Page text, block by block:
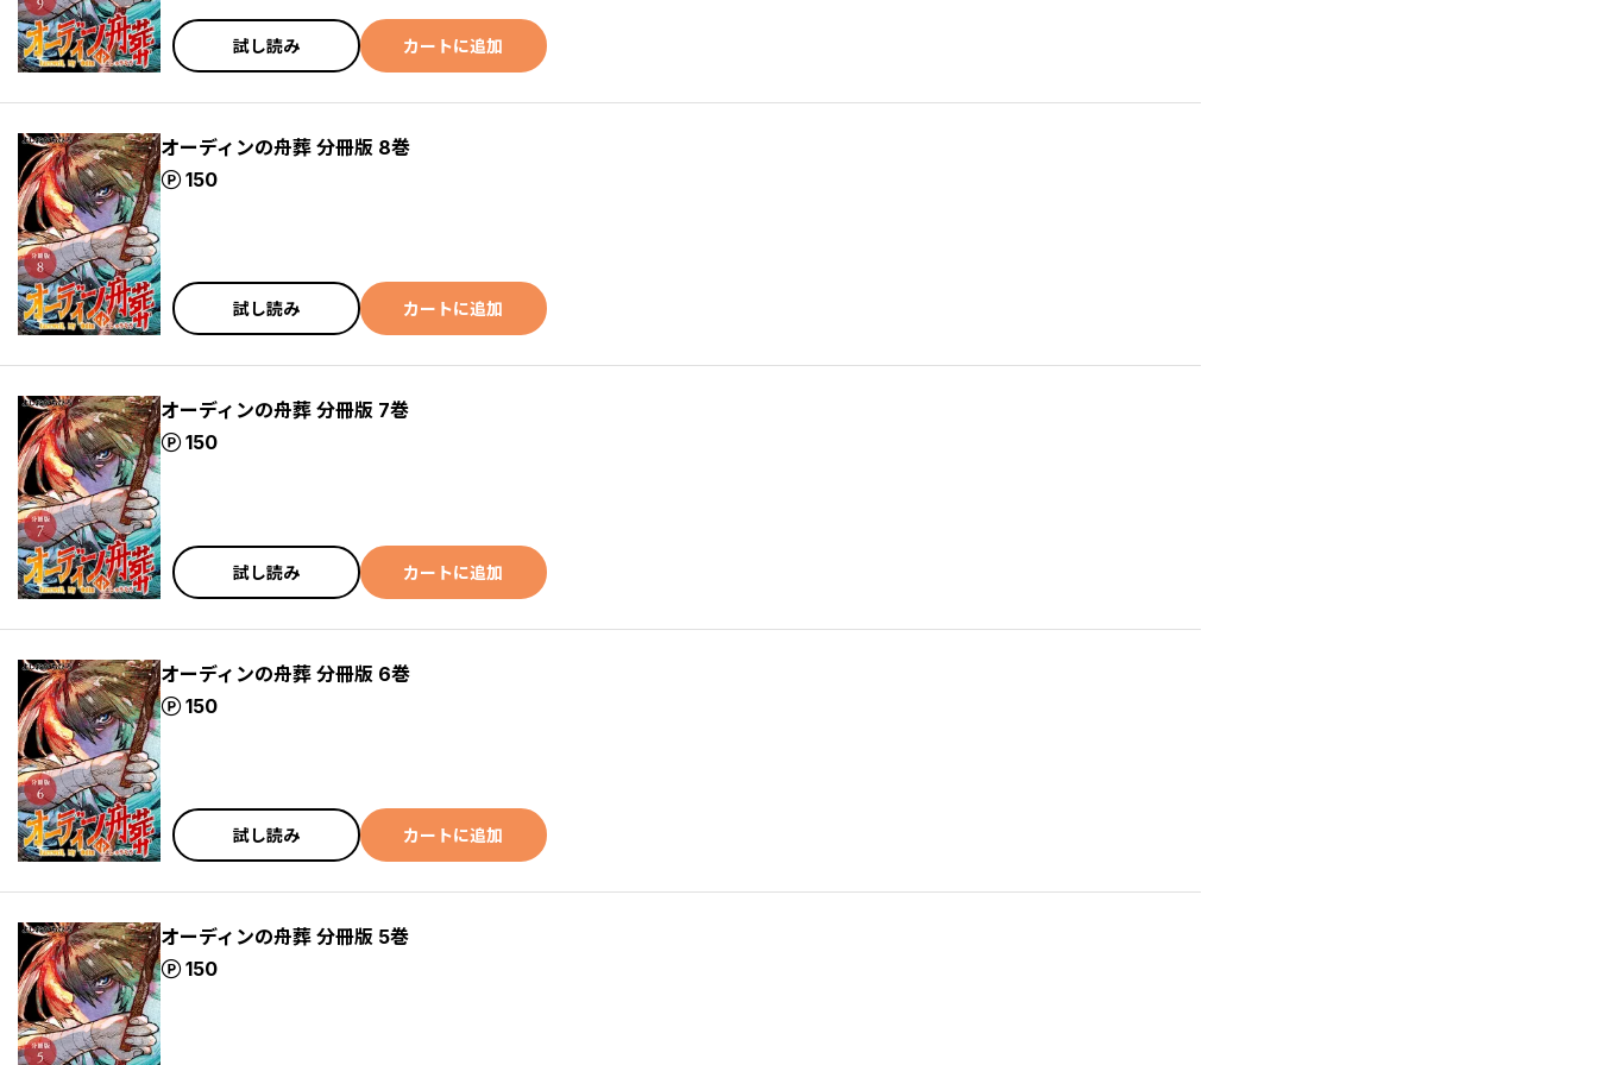
試し読み カートに追加
オーディンの舟葬 分冊版 8巻
150
ポイント
試し読み カートに追加
オーディンの舟葬 分冊版 7巻
150
ポイント
試し読み カートに追加
オーディンの舟葬 分冊版 6巻
150
ポイント
試し読み カートに追加
オーディンの舟葬 分冊版 5巻
150
ポイント